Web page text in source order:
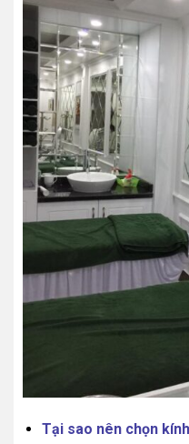
Tại sao nên chọn